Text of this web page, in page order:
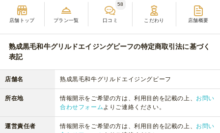
店舗トップ プラン一覧 口コミ
58
こだわり 店舗概要
熟成黒毛和牛グリルドエイジングビーフの特定商取引法に基づく
表記
店舗名 熟成黒毛和牛グリルドエイジングビーフ
所在地 情報開示をご希望の方は、利用目的を記載の上、 お問い
合わせフォームよりご連絡ください。
運営責任者 情報開示をご希望の方は、利用目的を記載の上、 お問い